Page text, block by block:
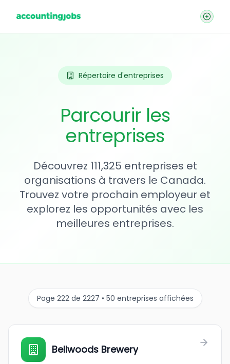
Répertoire d'entreprises
Parcourir les
entreprises
Découvrez 111,325 entreprises et
organisations à travers le Canada.
Trouvez votre prochain employeur et
explorez les opportunités avec les
meilleures entreprises.
Page 222 de 2227 • 50 entreprises affichées
Bellwoods Brewery